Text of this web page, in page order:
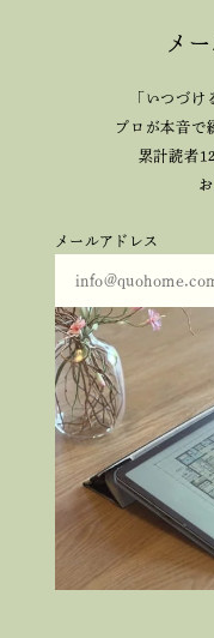
メ
「いつづ
プロが本音で
累計読者
メールアドレス